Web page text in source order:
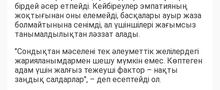
бірдей әсер етпейді. Кейбіреулер эмпатияның
жоқтығынан оны елемейді, басқалары ауыр жаза
болмайтынына сенімді, ал үшіншілері жағымсыз
танымалдылықтан ләззат алады.
"Сондықтан мәселені тек әлеуметтік желілердегі
жарияланымдармен шешу мүмкін емес. Көптеген
адам үшін жалғыз тежеуші фактор – нақты
заңдық салдарлар", – деп есептейді ол.